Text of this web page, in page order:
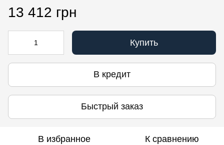
13 412 грн
Купить
В кредит
Быстрый заказ
В избранное К сравнению